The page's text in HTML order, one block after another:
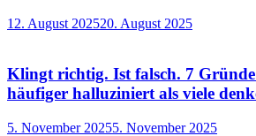
12. August 202520. August 2025
Klingt richtig. Ist falsch. 7
häufiger halluziniert als viele
5. November 20255. November 2025